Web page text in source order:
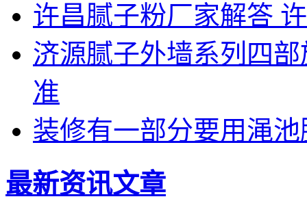
许昌腻子粉厂家解答
济源腻子外墙系列四
准
装修有一部分要用渑
最新资讯文章